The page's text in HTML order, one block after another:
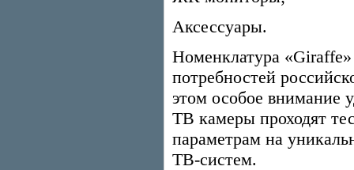
Аксессуары.
Номенклатура
потребностей
этом особое внимание
ТВ камеры проходят
параметрам на
ТВ-систем.